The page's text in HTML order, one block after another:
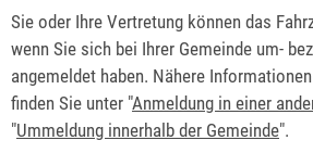
Sie oder Ihre Vertretung können das
wenn Sie sich bei Ihrer Gemeinde um-
angemeldet haben. Nähere
finden Sie unter "Anmeldung in einer
"Ummeldung innerhalb der Gemeinde".